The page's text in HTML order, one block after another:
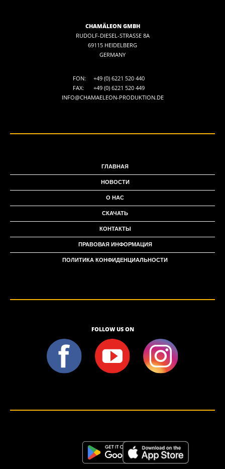
CHAMÄLEON GMBH
RUDOLF-DIESEL-STRASSE 8A
69115 HEIDELBERG
GERMANY
FON:
+49 (0) 6221 520 440
FAX:
+49 (0) 6221 520 449
INFO@CHAMAELEON-PRODUKTION.DE
ГЛАВНАЯ
НОВОСТИ
О НАС
СКАЧАТЬ
КОНТАКТЫ
ПРАВОВАЯ ИНФОРМАЦИЯ
ПОЛИТИКА КОНФИДЕНЦИАЛЬНОСТИ
FOLLOW US ON